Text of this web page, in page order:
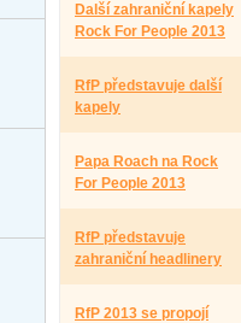
Další zahraniční kapely
Rock For People 2013
RfP představuje další
kapely
Papa Roach na Rock
For People 2013
RfP představuje
zahraniční headlinery
RfP 2013 se propojí